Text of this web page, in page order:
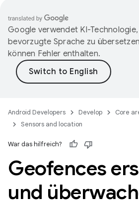
Google verwendet KI-
bevorzugte Sprache zu
können Fehler enthalten.
Android Developers Develop
Core
Sensors and location
War das hilfreich?
Geofences
und